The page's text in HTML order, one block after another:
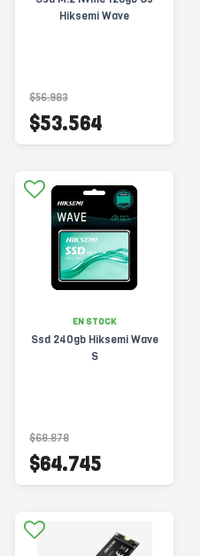
Hiksemi Wave
$56.983
$53.564
EN STOCK
Ssd 240gb Hiksemi Wave
S
$68.878
$64.745